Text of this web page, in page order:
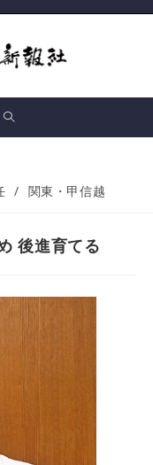
/ 関東・甲信越
後進育てる